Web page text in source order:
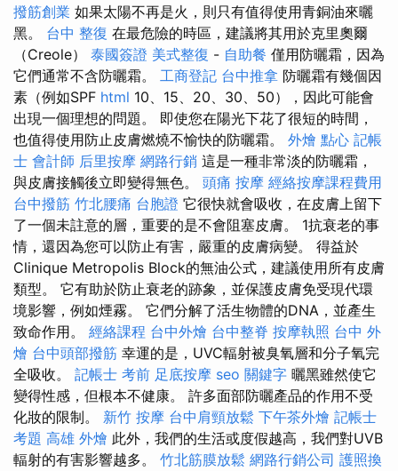
撥筋創業 如果太陽不再是火，則只有值得使用青銅油來曬
黑。 台中 整復 在最危險的時區，建議將其用於克里奧爾
（Creole） 泰國簽證 美式整復 - 自助餐 僅用防曬霜，因為
它們通常不含防曬霜。 工商登記 台中推拿 防曬霜有幾個因
素（例如SPF html 10、15、20、30、50），因此可能會
出現一個理想的問題。 即使您在陽光下花了很短的時間，
也值得使用防止皮膚燃燒不愉快的防曬霜。 外燴 點心 記帳
士 會計師 后里按摩 網路行銷 這是一種非常淡的防曬霜，
與皮膚接觸後立即變得無色。 頭痛 按摩 經絡按摩課程費用
台中撥筋 竹北腰痛 台胞證 它很快就會吸收，在皮膚上留下
了一個未註意的層，重要的是不會阻塞皮膚。 1抗衰老的事
情，還因為您可以防止有害，嚴重的皮膚病變。 得益於
Clinique Metropolis Block的無油公式，建議使用所有皮膚
類型。 它有助於防止衰老的跡象，並保護皮膚免受現代環
境影響，例如煙霧。 它們分解了活生物體的DNA，並產生
致命作用。 經絡課程 台中外燴 台中整脊 按摩執照 台中 外
燴 台中頭部撥筋 幸運的是，UVC輻射被臭氧層和分子氧完
全吸收。 記帳士 考前 足底按摩 seo 關鍵字 曬黑雖然使它
變得性感，但根本不健康。 許多面部防曬產品的作用不受
化妝的限制。 新竹 按摩 台中肩頸放鬆 下午茶外燴 記帳士
考題 高雄 外燴 此外，我們的生活或度假越高，我們對UVB
輻射的有害影響越多。 竹北筋膜放鬆 網路行銷公司 護照換